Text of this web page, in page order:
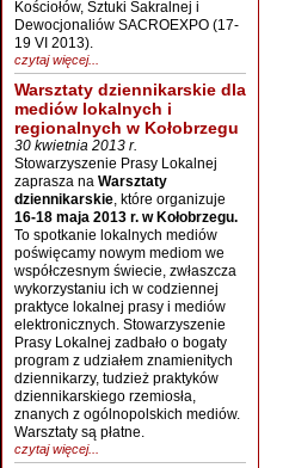
Kościołów, Sztuki Sakralnej i
Dewocjonaliów SACROEXPO (17-
19 VI 2013).
czytaj więcej...
Warsztaty dziennikarskie dla
mediów lokalnych i
regionalnych w Kołobrzegu
30 kwietnia 2013 r.
Stowarzyszenie Prasy Lokalnej
zaprasza na Warsztaty
dziennikarskie, które organizuje
16-18 maja 2013 r. w Kołobrzegu.
To spotkanie lokalnych mediów
poświęcamy nowym mediom we
współczesnym świecie, zwłaszcza
wykorzystaniu ich w codziennej
praktyce lokalnej prasy i mediów
elektronicznych. Stowarzyszenie
Prasy Lokalnej zadbało o bogaty
program z udziałem znamienitych
dziennikarzy, tudzież praktyków
dziennikarskiego rzemiosła,
znanych z ogólnopolskich mediów.
Warsztaty są płatne.
czytaj więcej...